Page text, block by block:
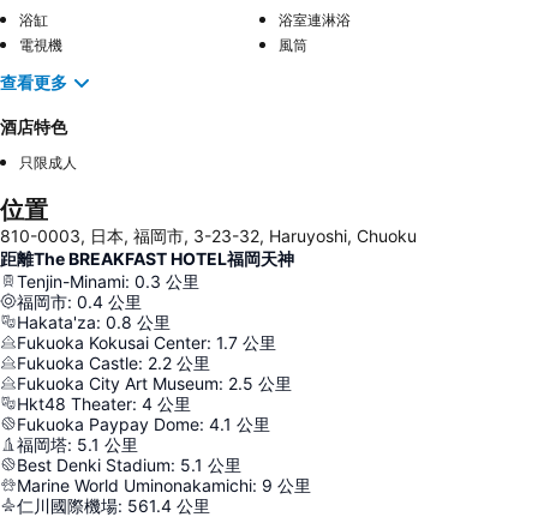
浴缸
浴室連淋浴
電視機
風筒
查看更多
酒店特色
只限成人
位置
810-0003, 日本, 福岡市, 3-23-32, Haruyoshi, Chuoku
距離The BREAKFAST HOTEL福岡天神
Tenjin-Minami: 0.3 公里
福岡市: 0.4 公里
Hakata'za: 0.8 公里
Fukuoka Kokusai Center: 1.7 公里
Fukuoka Castle: 2.2 公里
Fukuoka City Art Museum: 2.5 公里
Hkt48 Theater: 4 公里
Fukuoka Paypay Dome: 4.1 公里
福岡塔: 5.1 公里
Best Denki Stadium: 5.1 公里
Marine World Uminonakamichi: 9 公里
仁川國際機場: 561.4 公里